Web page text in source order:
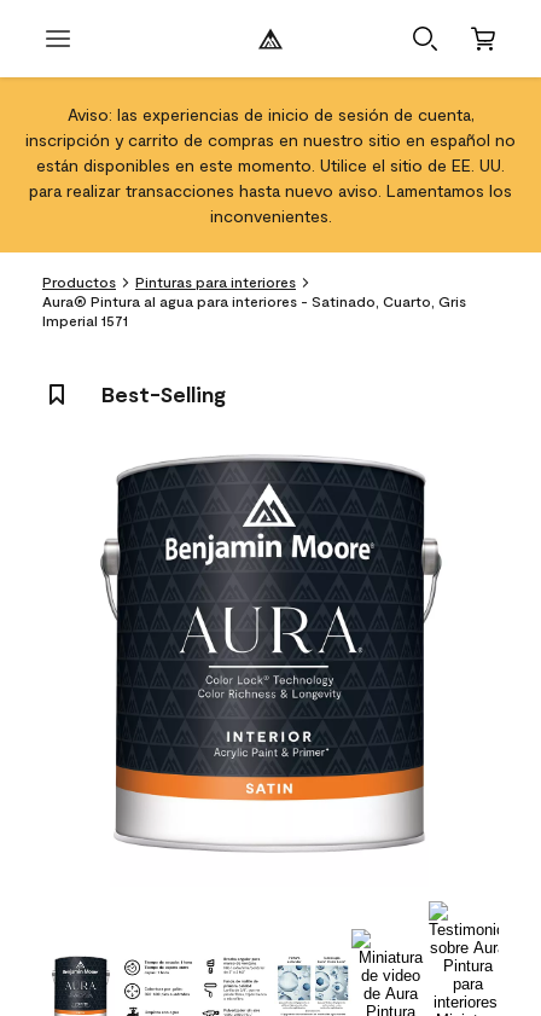
Aviso: las experiencias de inicio de sesión de cuenta,
inscripción y carrito de compras en nuestro sitio en español no
están disponibles en este momento. Utilice el sitio de EE. UU.
para realizar transacciones hasta nuevo aviso. Lamentamos los
inconvenientes.
Productos
Pinturas para interiores
Aura® Pintura al agua para interiores - Satinado, Cuarto, Gris
Imperial 1571
Best-Selling